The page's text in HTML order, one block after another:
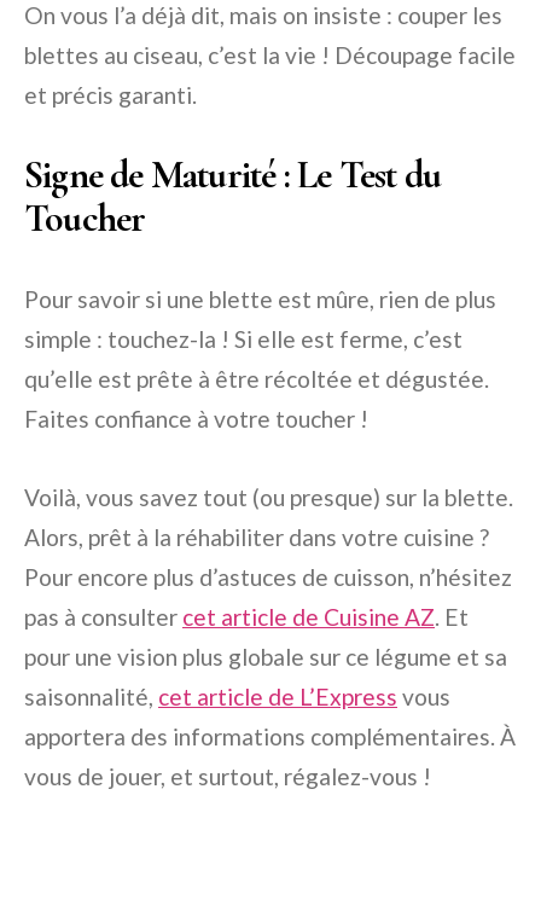
On vous l’a déjà dit, mais on insiste : couper les
blettes au ciseau, c’est la vie ! Découpage facile
et précis garanti.
Signe de Maturité : Le Test du
Toucher
Pour savoir si une blette est mûre, rien de plus
simple : touchez-la ! Si elle est ferme, c’est
qu’elle est prête à être récoltée et dégustée.
Faites confiance à votre toucher !
Voilà, vous savez tout (ou presque) sur la blette.
Alors, prêt à la réhabiliter dans votre cuisine ?
Pour encore plus d’astuces de cuisson, n’hésitez
pas à consulter cet article de Cuisine AZ. Et
pour une vision plus globale sur ce légume et sa
saisonnalité, cet article de L’Express vous
apportera des informations complémentaires. À
vous de jouer, et surtout, régalez-vous !